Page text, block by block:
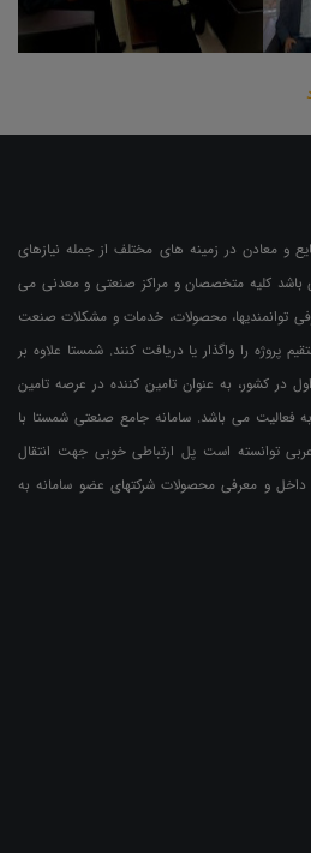
و معادن در زمینه های مختلف از جمله نیازهای
باشد کلیه متخصصان و مراکز صنعتی و معدنی می
توانمندیها، محصولات، خدمات و مشکلات صنعت
پروژه را واگذار یا دریافت کنند. شمستا علاوه بر
در کشور، به عنوان تامین کننده در عرصه تامین
فعالیت می باشد. سامانه جامع صنعتی شمستا با
توانسته است پل ارتباطی خوبی جهت انتقال
داخل و معرفی محصولات شرکتهای عضو سامانه به